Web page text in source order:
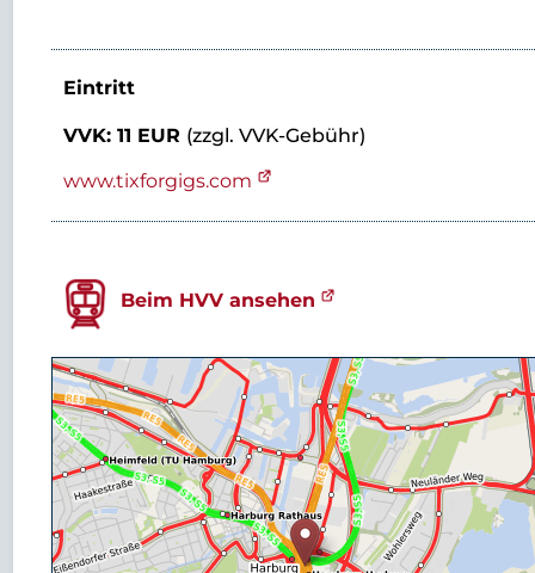
Eintritt
VVK: 11 EUR (zzgl. VVK-Gebühr)
www.tixforgigs.com
Beim HVV ansehen